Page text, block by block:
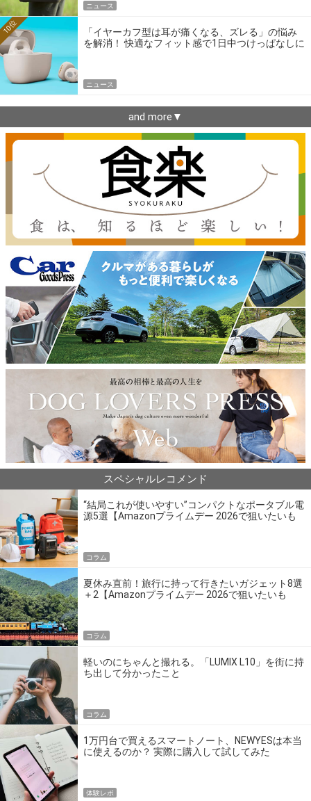
ニュース
「イヤーカフ型は耳が痛くなる、ズレる」の悩み
を解消！ 快適なフィット感で1日中つけっぱなしに
10位
ニュース
and more▼
スペシャルレコメンド
“結局これが使いやすい”コンパクトなポータブル電
源5選【Amazonプライムデー 2026で狙いたいも
コラム
夏休み直前！旅行に持って行きたいガジェット8選
＋2【Amazonプライムデー 2026で狙いたいも
コラム
軽いのにちゃんと撮れる。「LUMIX L10」を街に持
ち出して分かったこと
コラム
1万円台で買えるスマートノート、NEWYESは本当
に使えるのか？ 実際に購入して試してみた
体験レポ